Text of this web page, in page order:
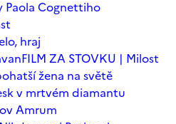
Paola Cognettiho
hraj
FILM ZA STOVKU | Milost
žena na světě
v mrtvém diamantu
Amrum